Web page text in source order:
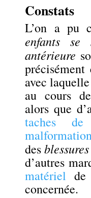
Constats
L’on a pu
enfants se
antérieure
avec
au cours
alors que
taches de
desblessures
d’autres
matériel de
concernée.